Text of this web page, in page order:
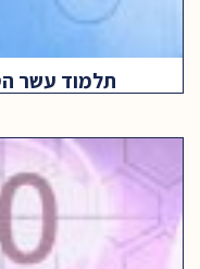
תלמוד עשר